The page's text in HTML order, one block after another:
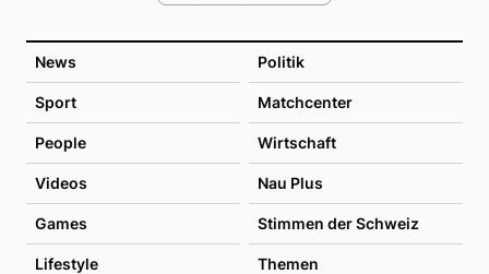
News Politik
Sport Matchcenter
People Wirtschaft
Videos Nau Plus
Games Stimmen der Schweiz
Lifestyle Themen